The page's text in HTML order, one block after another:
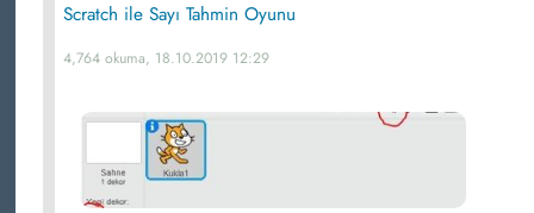
Scratch ile Sayı Tahmin Oyunu
4,764 okuma, 18.10.2019 12:29